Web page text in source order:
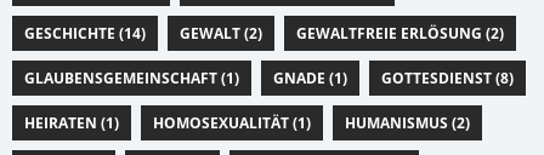
GESCHICHTE (14) GEWALT (2) GEWALTFREIE ERLÖSUNG (2)
GLAUBENSGEMEINSCHAFT (1) GNADE (1) GOTTESDIENST (8)
HEIRATEN (1) HOMOSEXUALITÄT (1) HUMANISMUS (2)